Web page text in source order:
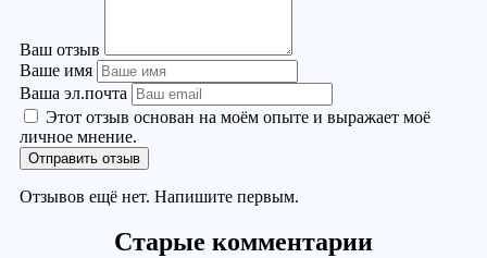
Ваш отзыв
Ваше имя
Ваша эл.почта
Этот отзыв основан на моём опыте и выражает моё
личное мнение.
Отправить отзыв
Отзывов ещё нет. Напишите первым.
Старые комментарии